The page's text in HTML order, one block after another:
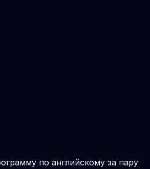
по английскому за пару